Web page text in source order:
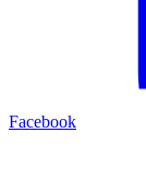
Facebook